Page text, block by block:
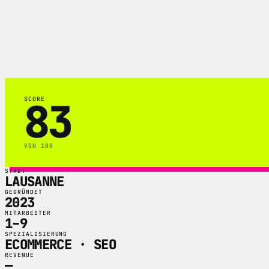
SCORE
83
VON 100
STADT
LAUSANNE
GEGRÜNDET
2023
MITARBEITER
1–9
SPEZIALISIERUNG
ECOMMERCE · SEO
REVENUE
—